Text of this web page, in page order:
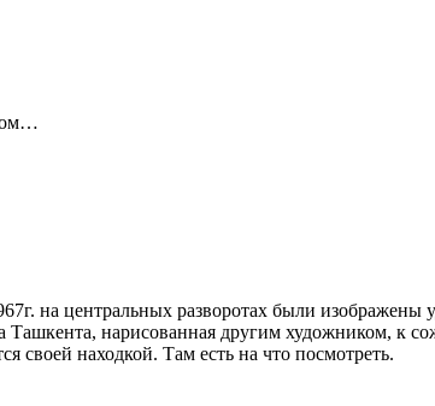
на центральных разворотах были
Ташкента, нарисованная другим художником,
своей находкой. Там есть на что посмотреть.